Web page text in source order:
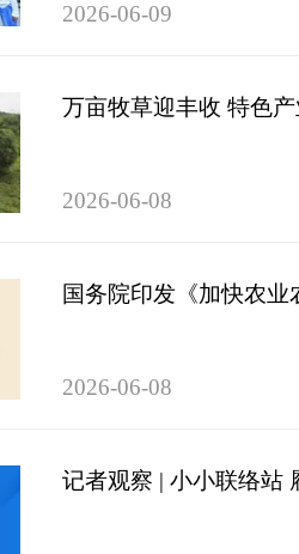
2026-06-09
万亩牧草迎丰收 特色
2026-06-08
国务院印发《加快农业
2026-06-08
记者观察 | 小小联络站